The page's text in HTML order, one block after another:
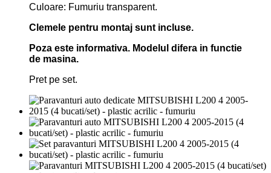
Culoare: Fumuriu transparent.
Clemele pentru montaj sunt incluse.
Poza este informativa. Modelul difera in functie
de masina.
Pret pe set.